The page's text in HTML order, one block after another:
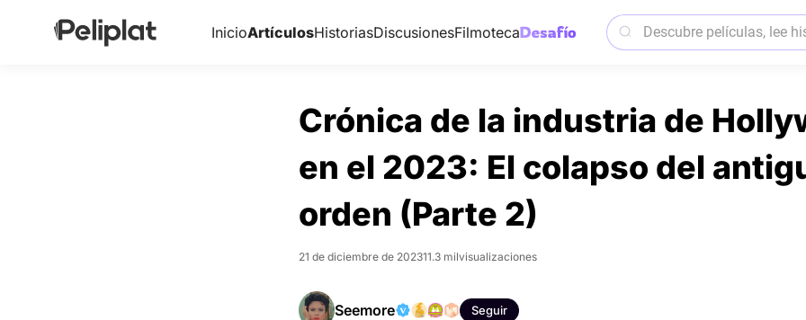
InicioArtículosHistoriasDiscusionesFilmoteca
Crónica de la industria de
en el 2023: El colapso del
orden (Parte 2)
21 de diciembre de 202311.3 milvisualizaciones
Seemore Seguir